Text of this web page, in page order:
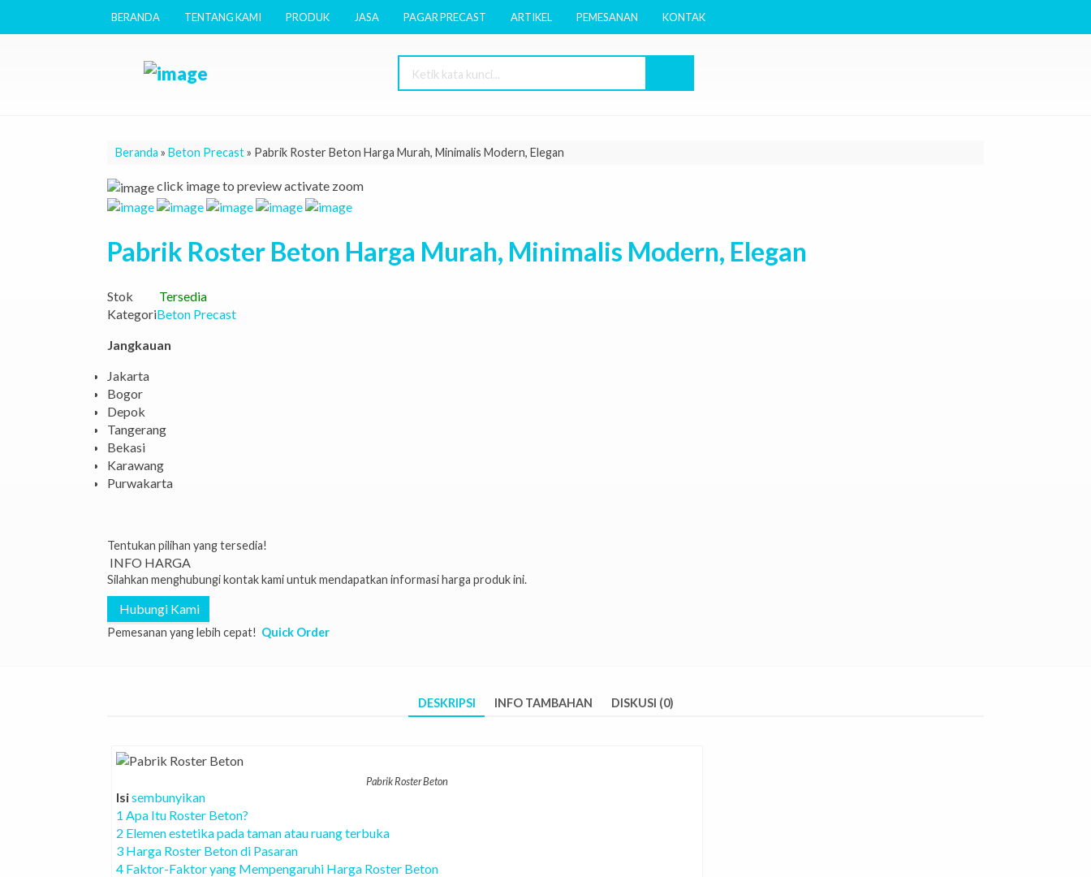
BERANDA TENTANG KAMI PRODUK JASA PAGAR PRECAST ARTIKEL PEMESANAN KONTAK
Beranda » Beton Precast» Pabrik Roster Beton Harga Murah, Minimalis Modern, Elegan
click image to previewactivate zoom
Pabrik Roster Beton Harga Murah, Minimalis Modern, Elegan
Stok
Tersedia
KategoriBeton Precast
Jangkauan
Jakarta
Bogor
Depok
Tangerang
Bekasi
Karawang
Purwakarta
Tentukan pilihan yang tersedia!
INFO HARGA
Silahkan menghubungi kontak kami untuk mendapatkan informasi harga produk ini.
Hubungi Kami
Pemesanan yang lebih cepat! Quick Order
DESKRIPSI INFO TAMBAHAN DISKUSI (0)
Pabrik Roster Beton
Isisembunyikan
1 Apa Itu Roster Beton?
2 Elemen estetika pada taman atau ruang terbuka
3 Harga Roster Beton di Pasaran
4 Faktor-Faktor yang Mempengaruhi Harga Roster Beton